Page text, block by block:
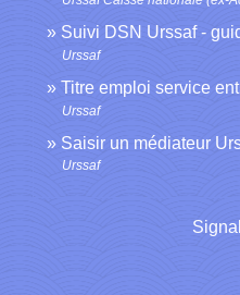
Suivi DSN Urssaf -
Urssaf
Titre emploi service
Urssaf
Saisir un médiateur
Urssaf